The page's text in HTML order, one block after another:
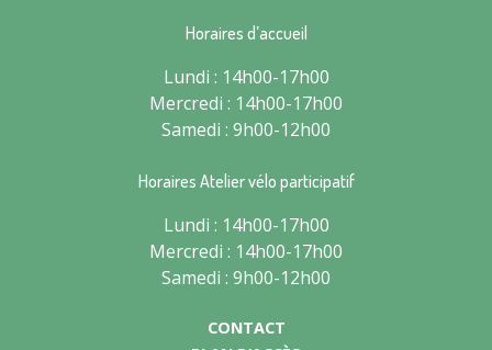
Horaires d’accueil
Lundi : 14h00-17h00
Mercredi : 14h00-17h00
Samedi : 9h00-12h00
Horaires Atelier vélo participatif
Lundi : 14h00-17h00
Mercredi : 14h00-17h00
Samedi : 9h00-12h00
CONTACT